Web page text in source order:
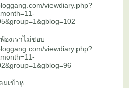
viewdiary.php?
องเราไม่ชอบ
viewdiary.php?
มเข้าหู